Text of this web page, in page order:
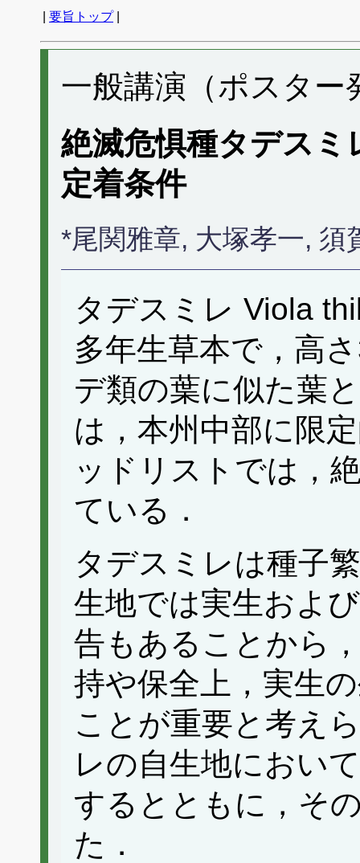
要旨トップ|
一般講演（ポスター
絶滅危惧種タデス
定着条件
*尾関雅章, 大塚孝一, 須
タデスミレ Viola
多年生草本で，高
デ類の葉に似た葉
は，本州中部に限
ッドリストでは，
ている．
タデスミレは種子
生地では実生およ
告もあることから
持や保全上，実生
ことが重要と考え
レの自生地におい
するとともに，そ
た．